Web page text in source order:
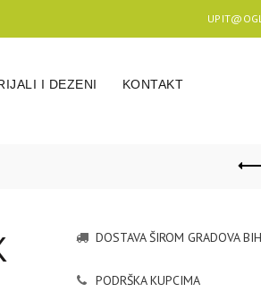
I DEZENI KONTAKT
DOSTAVA ŠIROM GRADOVA BIH
PODRŠKA KUPCIMA